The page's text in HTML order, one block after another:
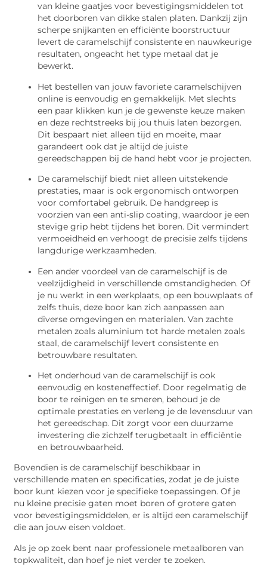
van kleine gaatjes voor bevestigingsmiddelen tot
het doorboren van dikke stalen platen. Dankzij zijn
scherpe snijkanten en efficiënte boorstructuur
levert de caramelschijf consistente en nauwkeurige
resultaten, ongeacht het type metaal dat je
bewerkt.
Het bestellen van jouw favoriete caramelschijven
online is eenvoudig en gemakkelijk. Met slechts
een paar klikken kun je de gewenste keuze maken
en deze rechtstreeks bij jou thuis laten bezorgen.
Dit bespaart niet alleen tijd en moeite, maar
garandeert ook dat je altijd de juiste
gereedschappen bij de hand hebt voor je projecten.
De caramelschijf biedt niet alleen uitstekende
prestaties, maar is ook ergonomisch ontworpen
voor comfortabel gebruik. De handgreep is
voorzien van een anti-slip coating, waardoor je een
stevige grip hebt tijdens het boren. Dit vermindert
vermoeidheid en verhoogt de precisie zelfs tijdens
langdurige werkzaamheden.
Een ander voordeel van de caramelschijf is de
veelzijdigheid in verschillende omstandigheden. Of
je nu werkt in een werkplaats, op een bouwplaats of
zelfs thuis, deze boor kan zich aanpassen aan
diverse omgevingen en materialen. Van zachte
metalen zoals aluminium tot harde metalen zoals
staal, de caramelschijf levert consistente en
betrouwbare resultaten.
Het onderhoud van de caramelschijf is ook
eenvoudig en kosteneffectief. Door regelmatig de
boor te reinigen en te smeren, behoud je de
optimale prestaties en verleng je de levensduur van
het gereedschap. Dit zorgt voor een duurzame
investering die zichzelf terugbetaalt in efficiëntie
en betrouwbaarheid.
Bovendien is de caramelschijf beschikbaar in
verschillende maten en specificaties, zodat je de juiste
boor kunt kiezen voor je specifieke toepassingen. Of je
nu kleine precisie gaten moet boren of grotere gaten
voor bevestigingsmiddelen, er is altijd een caramelschijf
die aan jouw eisen voldoet.
Als je op zoek bent naar professionele metaalboren van
topkwaliteit, dan hoef je niet verder te zoeken.